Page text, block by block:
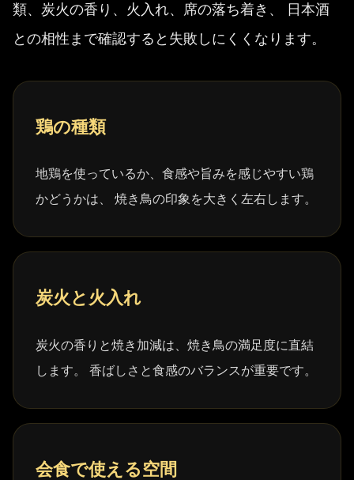
類、炭火の香り、火入れ、席の落ち着き、 日本酒
との相性まで確認すると失敗しにくくなります。
鶏の種類
地鶏を使っているか、食感や旨みを感じやすい鶏
かどうかは、 焼き鳥の印象を大きく左右します。
炭火と火入れ
炭火の香りと焼き加減は、焼き鳥の満足度に直結
します。 香ばしさと食感のバランスが重要です。
会食で使える空間